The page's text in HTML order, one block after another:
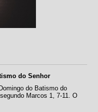
do Senhor
do Batismo do
Marcos 1, 7-11. O